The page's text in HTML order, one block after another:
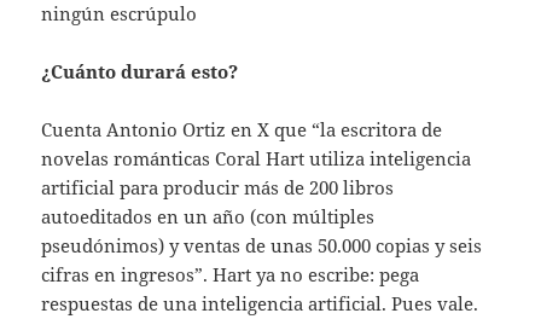
ningún escrúpulo
¿Cuánto durará esto?
Cuenta Antonio Ortiz en X que “la escritora de
novelas románticas Coral Hart utiliza inteligencia
artificial para producir más de 200 libros
autoeditados en un año (con múltiples
pseudónimos) y ventas de unas 50.000 copias y seis
cifras en ingresos”. Hart ya no escribe: pega
respuestas de una inteligencia artificial. Pues vale.